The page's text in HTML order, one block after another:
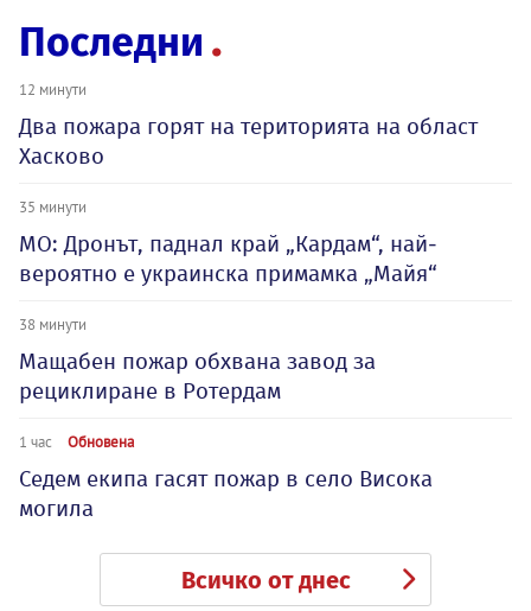
Последни
12 минути
Два пожара горят на територията на област
Хасково
35 минути
МО: Дронът, паднал край „Кардам“, най-
вероятно е украинска примамка „Майя“
38 минути
Мащабен пожар обхвана завод за
рециклиране в Ротердам
1 час Обновена
Седем екипа гасят пожар в село Висока
могила
Всичко от днес